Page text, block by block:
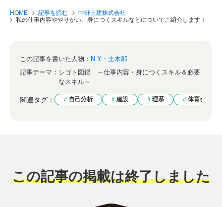
HOME 記事を読む
中野土建株式会社
私の仕事内容ややりがい、身につくスキルなどについてご紹介します！
この記事を書いた人物： N.Y・土木部
記事テーマ： シゴト図鑑 ～仕事内容・身につくスキル＆必要
なスキル～
関連タグ： 自己分析 建設 理系 体育会系
この記事の掲載は終了しました